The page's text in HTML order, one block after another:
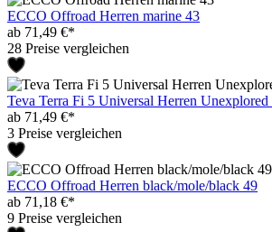
ECCO Offroad Herren marine 43
ab 71,49 €*
28 Preise vergleichen
Teva Terra Fi 5 Universal Herren Unexplored
ab 71,49 €*
3 Preise vergleichen
ECCO Offroad Herren black/mole/black 49
ab 71,18 €*
9 Preise vergleichen